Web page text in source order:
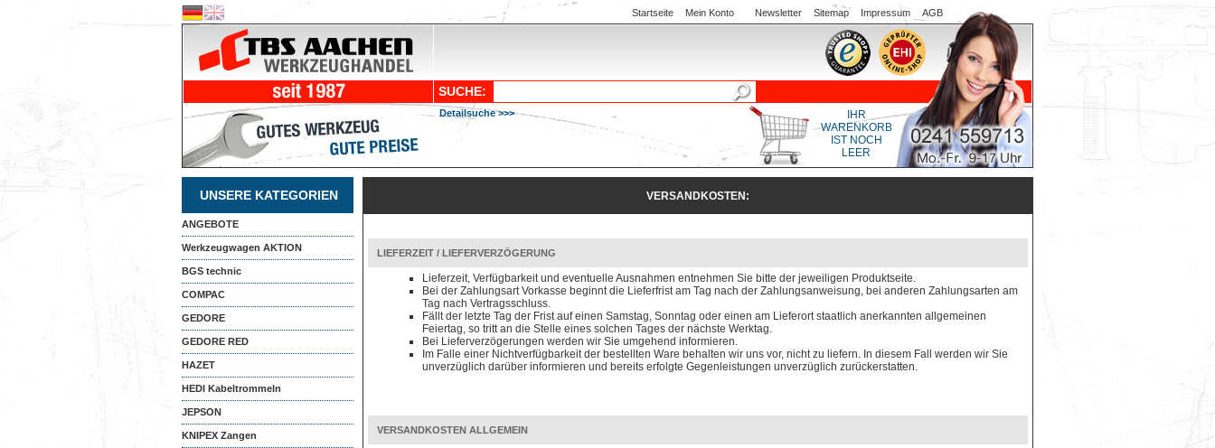
Startseite Mein Konto Newsletter Sitemap Impressum AGB
SUCHE:
Detailsuche >>>
IHR
WARENKORB
IST NOCH
LEER
UNSERE KATEGORIEN
ANGEBOTE
Werkzeugwagen AKTION
BGS technic
COMPAC
GEDORE
GEDORE RED
HAZET
HEDI Kabeltrommeln
JEPSON
KNIPEX Zangen
VERSANDKOSTEN:
LIEFERZEIT / LIEFERVERZÖGERUNG
Lieferzeit, Verfügbarkeit und eventuelle Ausnahmen entnehmen Sie bitte der jeweiligen Produktseite.
Bei der Zahlungsart Vorkasse beginnt die Lieferfrist am Tag nach der Zahlungsanweisung, bei anderen Zahlungsarten am
Tag nach Vertragsschluss.
Fällt der letzte Tag der Frist auf einen Samstag, Sonntag oder einen am Lieferort staatlich anerkannten allgemeinen
Feiertag, so tritt an die Stelle eines solchen Tages der nächste Werktag.
Bei Lieferverzögerungen werden wir Sie umgehend informieren.
Im Falle einer Nichtverfügbarkeit der bestellten Ware behalten wir uns vor, nicht zu liefern. In diesem Fall werden wir Sie
unverzüglich darüber informieren und bereits erfolgte Gegenleistungen unverzüglich zurückerstatten.
VERSANDKOSTEN ALLGEMEIN